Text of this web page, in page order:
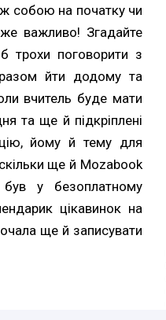
собою на початку чи
важливо! Згадайте
трохи поговорити з
йти додому та
вчитель буде мати
та ще й підкріплені
йому й тему для
ще й Mozabook
у безоплатному
цікавинок на
ще й записувати